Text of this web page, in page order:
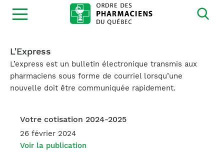
Ouvrir
la
L'Express
L’express est un bulletin électronique transmis aux
pharmaciens sous forme de courriel lorsqu’une
nouvelle doit être communiquée rapidement.
Votre cotisation 2024-2025
26 février 2024
Voir la publication